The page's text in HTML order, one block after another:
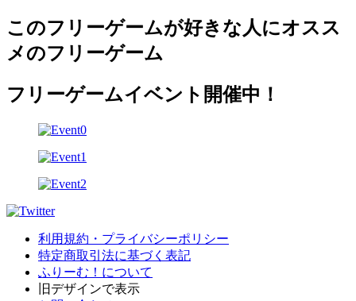
このフリーゲームが好きな人にオスス
メのフリーゲーム
フリーゲームイベント開催中！
利用規約・プライバシーポリシー
特定商取引法に基づく表記
ふりーむ！について
旧デザインで表示